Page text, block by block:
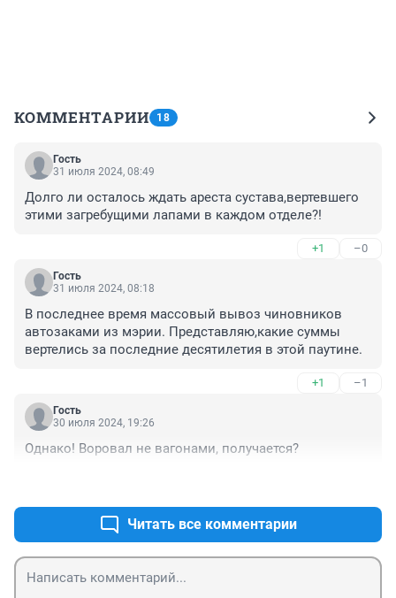
КОММЕНТАРИИ 18
Гость
31 июля 2024, 08:49
Долго ли осталось ждать ареста сустава,вертевшего
этими загребущими лапами в каждом отделе?!
+1 –0
Гость
31 июля 2024, 08:18
В последнее время массовый вывоз чиновников
автозаками из мэрии. Представляю,какие суммы
вертелись за последние десятилетия в этой паутине.
+1 –1
Гость
30 июля 2024, 19:26
Однако! Воровал не вагонами, получается?
Читать все комментарии